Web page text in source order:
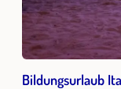
Bildungsurlaub